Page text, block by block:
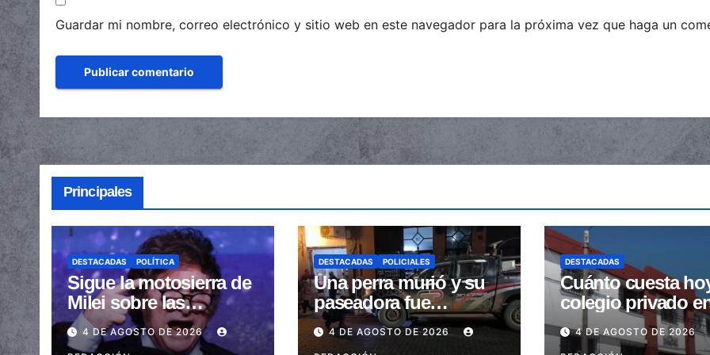
Guardar mi nombre, correo electrónico y sitio web en este navegador para la próxima vez que haga un
Principales
DESTACADAS POLÍTICA
Sigue la motosierra de
Milei sobre las
provincias: nueva
caída de las
4 DE AGOSTO DE 2026
DESTACADAS POLICIALES
Una perra murió y su
paseadora fue
arrastrada tras ser
embestidas en la
4 DE AGOSTO DE 2026
DESTACADAS
Cuánto cuesta
colegio privado
Salta: Las cuotas
de $110.000 a
4 DE AGOSTO DE 2026